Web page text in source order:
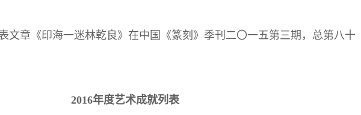
文章《印海一迷林乾良》在中国《篆刻》季刊二〇一五第三期，总第八十
2016年度艺术成就列表